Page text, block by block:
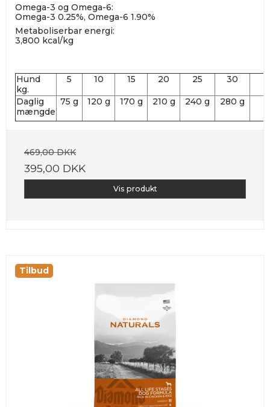
Omega-3 og Omega-6:
Omega-3 0.25%, Omega-6 1.90%
Metaboliserbar energi:
3,800 kcal/kg
Hund
kg.
5 10 15 20 25 30
Daglig
mængde
75 g 120 g 170 g 210 g 240 g
280 g
469,00 DKK
395,00 DKK
Vis produkt
Tilbud